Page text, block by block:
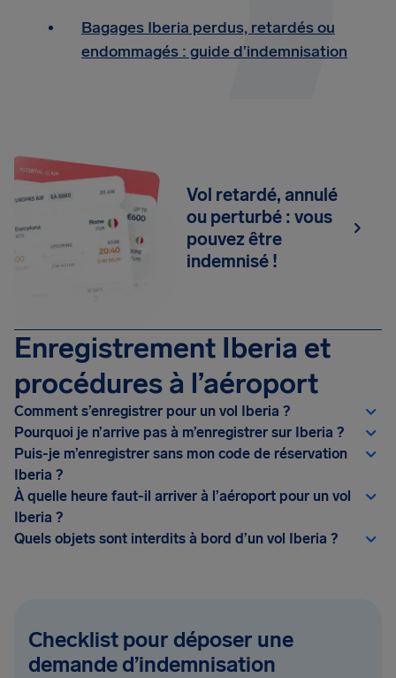
Bagages Iberia perdus, retardés ou
endommagés : guide d’indemnisation
Vol retardé, annulé
ou perturbé : vous
pouvez être
indemnisé !
Enregistrement Iberia et
procédures à l’aéroport
Comment s’enregistrer pour un vol Iberia ?
Pourquoi je n’arrive pas à m’enregistrer sur Iberia ?
Puis-je m’enregistrer sans mon code de réservation
Iberia ?
À quelle heure faut-il arriver à l’aéroport pour un vol
Iberia ?
Quels objets sont interdits à bord d’un vol Iberia ?
Checklist pour déposer une
demande d’indemnisation